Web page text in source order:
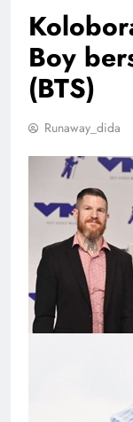
Boy
(BTS)
Runaway_dida